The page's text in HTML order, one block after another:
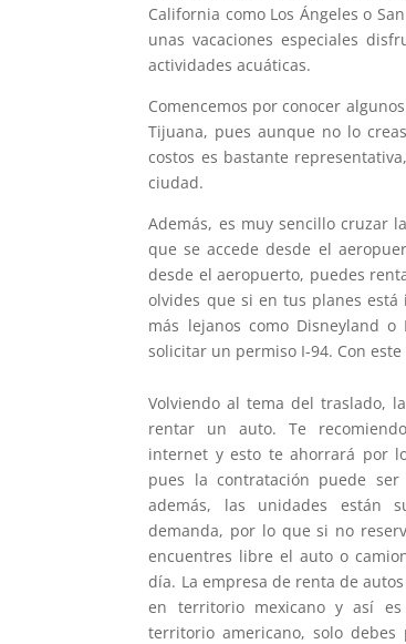
California como Los Ángeles o
unas vacaciones especiales
actividades acuáticas.
Comencemos por conocer
Tijuana, pues aunque no lo
costos es bastante
ciudad.
Además, es muy sencillo cruzar
que se accede desde el
desde el aeropuerto, puedes
olvides que si en tus planes
más lejanos como Disneyland o
solicitar un permiso I-94. Con
Volviendo al tema del traslado,
rentar un auto. Te
internet y esto te ahorrará por
pues la contratación puede
además, las unidades están
demanda, por lo que si no
encuentres libre el auto o
día. La empresa de renta de
en territorio mexicano y así
territorio americano, solo